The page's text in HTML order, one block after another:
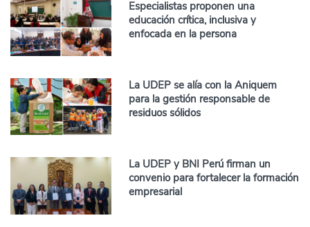
Especialistas proponen una
educación crítica, inclusiva y
enfocada en la persona
La UDEP se alía con la Aniquem
para la gestión responsable de
residuos sólidos
La UDEP y BNI Perú firman un
convenio para fortalecer la formación
empresarial